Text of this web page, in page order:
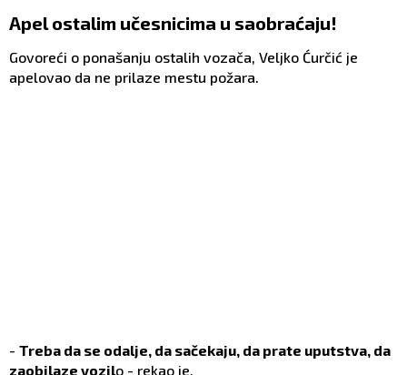
Apel ostalim učesnicima u saobraćaju!
Govoreći o ponašanju ostalih vozača, Veljko Ćurčić je
apelovao da ne prilaze mestu požara.
- Treba da se odalje, da sačekaju, da prate uputstva, da
zaobilaze vozilo - rekao je.